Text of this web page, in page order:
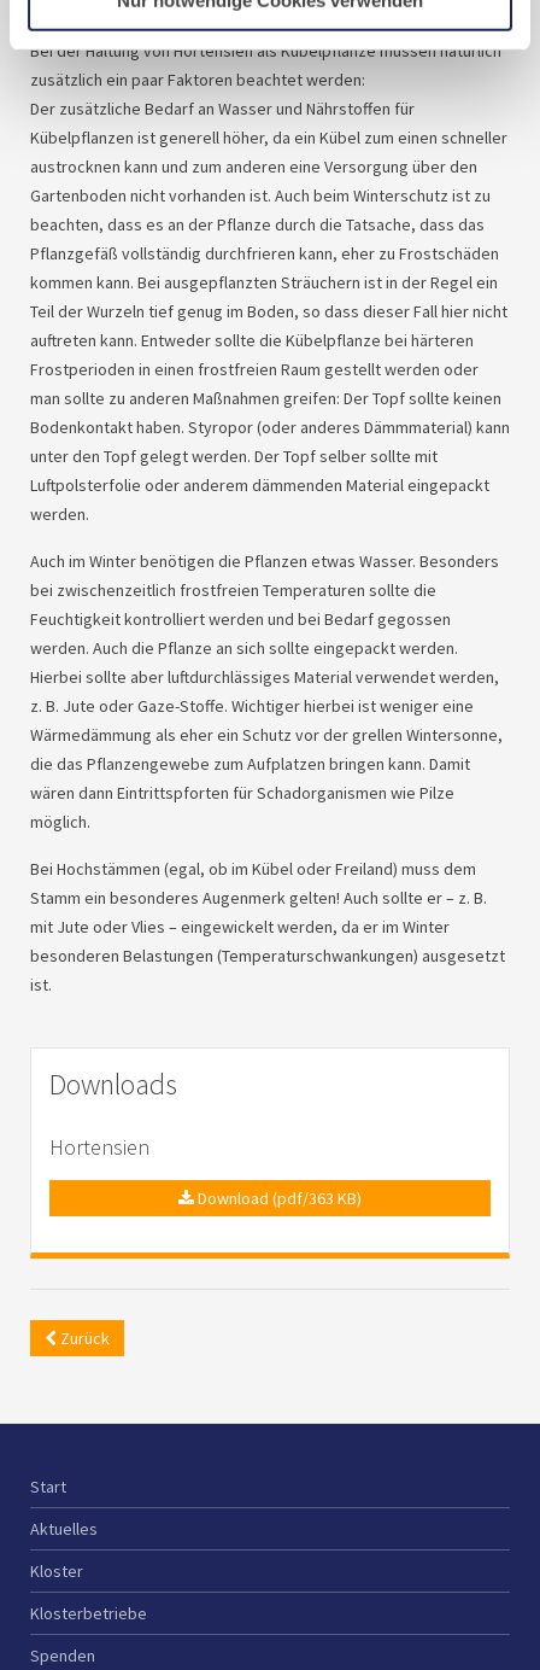
Bei der Haltung von Hortensien als Kübelpflanze müssen natürlich
zusätzlich ein paar Faktoren beachtet werden:
Der zusätzliche Bedarf an Wasser und Nährstoffen für
Kübelpflanzen ist generell höher, da ein Kübel zum einen schneller
austrocknen kann und zum anderen eine Versorgung über den
Gartenboden nicht vorhanden ist. Auch beim Winterschutz ist zu
beachten, dass es an der Pflanze durch die Tatsache, dass das
Pflanzgefäß vollständig durchfrieren kann, eher zu Frostschäden
kommen kann. Bei ausgepflanzten Sträuchern ist in der Regel ein
Teil der Wurzeln tief genug im Boden, so dass dieser Fall hier nicht
auftreten kann. Entweder sollte die Kübelpflanze bei härteren
Frostperioden in einen frostfreien Raum gestellt werden oder
man sollte zu anderen Maßnahmen greifen: Der Topf sollte keinen
Bodenkontakt haben. Styropor (oder anderes Dämmmaterial) kann
unter den Topf gelegt werden. Der Topf selber sollte mit
Luftpolsterfolie oder anderem dämmenden Material eingepackt
werden.
Auch im Winter benötigen die Pflanzen etwas Wasser. Besonders
bei zwischenzeitlich frostfreien Temperaturen sollte die
Feuchtigkeit kontrolliert werden und bei Bedarf gegossen
werden. Auch die Pflanze an sich sollte eingepackt werden.
Hierbei sollte aber luftdurchlässiges Material verwendet werden,
z. B. Jute oder Gaze-Stoffe. Wichtiger hierbei ist weniger eine
Wärmedämmung als eher ein Schutz vor der grellen Wintersonne,
die das Pflanzengewebe zum Aufplatzen bringen kann. Damit
wären dann Eintrittspforten für Schadorganismen wie Pilze
möglich.
Bei Hochstämmen (egal, ob im Kübel oder Freiland) muss dem
Stamm ein besonderes Augenmerk gelten! Auch sollte er – z. B.
mit Jute oder Vlies – eingewickelt werden, da er im Winter
besonderen Belastungen (Temperaturschwankungen) ausgesetzt
ist.
Downloads
Hortensien
Download (pdf/363 KB)
Zurück
Start
Aktuelles
Kloster
Klosterbetriebe
Spenden